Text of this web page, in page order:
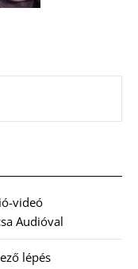
videó
Audióval
lépés